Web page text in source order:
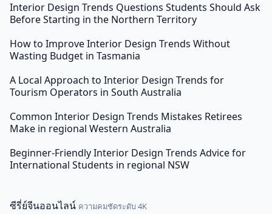
Interior Design Trends Questions Students Should Ask
Before Starting in the Northern Territory
How to Improve Interior Design Trends Without
Wasting Budget in Tasmania
A Local Approach to Interior Design Trends for
Tourism Operators in South Australia
Common Interior Design Trends Mistakes Retirees
Make in regional Western Australia
Beginner-Friendly Interior Design Trends Advice for
International Students in regional NSW
ซีรี่ย์จีนออนไลน์ ความคมชัดระดับ 4K